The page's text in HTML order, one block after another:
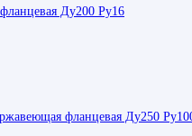
Ду200 Ру16
фланцевая Ду250